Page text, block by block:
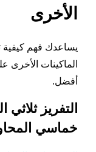
الأخرى
يساعدك فهم كيفية
الماكينات
أفضل.
التفريز
خماسي